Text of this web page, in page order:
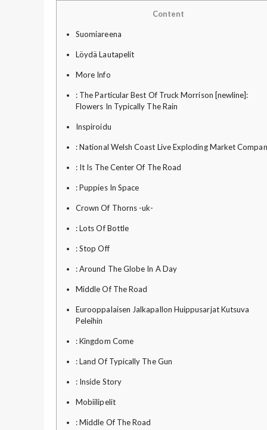
Content
Suomiareena
Löydä Lautapelit
More Info
: The Particular Best Of Truck Morrison [newline]:
Flowers In Typically The Rain
Inspiroidu
: National Welsh Coast Live Exploding Market
: It Is The Center Of The Road
: Puppies In Space
Crown Of Thorns -uk-
: Lots Of Bottle
: Stop Off
: Around The Globe In A Day
Middle Of The Road
Eurooppalaisen Jalkapallon Huippusarjat Kutsuva
Peleihin
: Kingdom Come
: Land Of Typically The Gun
: Inside Story
Mobiilipelit
: Middle Of The Road